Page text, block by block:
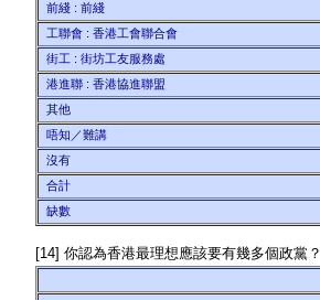
前綫 : 前綫
工聯會 : 香港工會聯合會
街工 : 街坊工友服務處
港進聯 : 香港協進聯盟
其他
唔知／難講
沒有
合計
缺數
[14] 你認為香港最理想應該要有幾多個政黨？